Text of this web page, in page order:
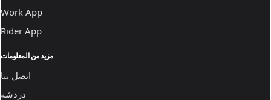
Work App
Rider App
مزيد من المعلومات
اتصل بنا
دردشة